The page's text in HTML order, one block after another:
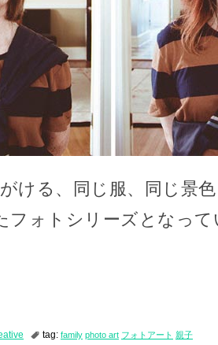
ける、同じ服、同じ景
フォトシリーズとなって
tag: family photo art フォトアート 親子